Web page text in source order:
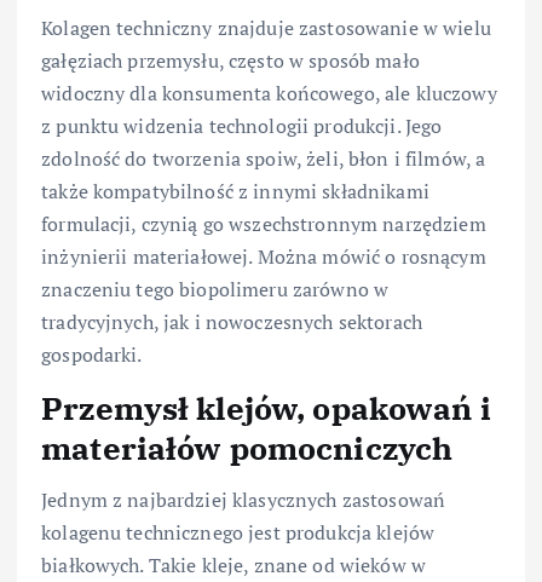
Kolagen techniczny znajduje zastosowanie w wielu
gałęziach przemysłu, często w sposób mało
widoczny dla konsumenta końcowego, ale kluczowy
z punktu widzenia technologii produkcji. Jego
zdolność do tworzenia spoiw, żeli, błon i filmów, a
także kompatybilność z innymi składnikami
formulacji, czynią go wszechstronnym narzędziem
inżynierii materiałowej. Można mówić o rosnącym
znaczeniu tego biopolimeru zarówno w
tradycyjnych, jak i nowoczesnych sektorach
gospodarki.
Przemysł klejów, opakowań i
materiałów pomocniczych
Jednym z najbardziej klasycznych zastosowań
kolagenu technicznego jest produkcja klejów
białkowych. Takie kleje, znane od wieków w